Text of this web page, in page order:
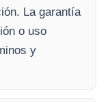
La garantía
o uso
y